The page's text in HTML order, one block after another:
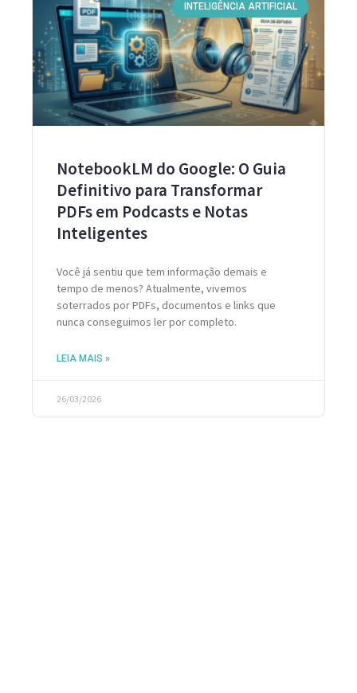
INTELIGÊNCIA ARTIFICIAL
NotebookLM do Google: O Guia
Definitivo para Transformar
PDFs em Podcasts e Notas
Inteligentes
Você já sentiu que tem informação demais e
tempo de menos? Atualmente, vivemos
soterrados por PDFs, documentos e links que
nunca conseguimos ler por completo.
LEIA MAIS »
26/03/2026